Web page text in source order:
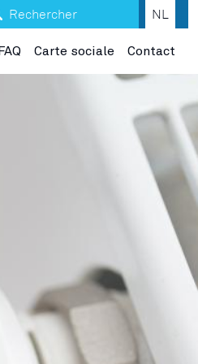
Search NL
FAQ Carte sociale Contact